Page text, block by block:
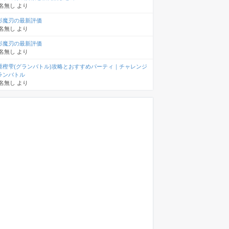
無し より
魔刃の最新評価
無し より
魔刃の最新評価
無し より
樫雫(グランバトル)攻略とおすすめパーティ｜チャレンジ
ンバトル
無し より